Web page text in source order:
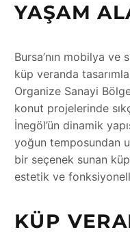
YAŞAM
Bursa’nın mobilya ve
küp veranda
Organize Sanayi
konut projelerinde
İnegöl’ün dinamik
yoğun temposundan
bir seçenek sunan
estetik ve
KÜP